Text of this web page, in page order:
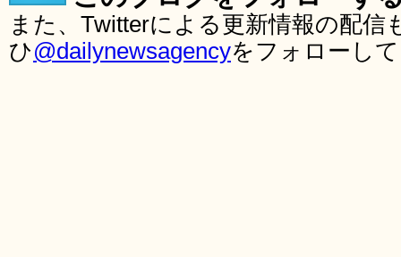
また、Twitterによる更新情報の配
ひ@dailynewsagencyをフォローし